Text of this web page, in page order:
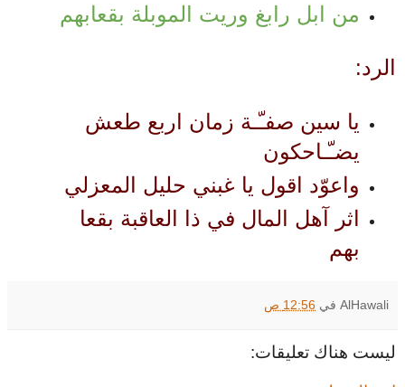
من ابل رابغ وريت الموبلة بقعابهم
الرد:
يا سين صفـّـة زمان اربع طعش
يضـّـاحكون
واعوّد اقول يا غبني حليل المعزلي
اثر آهل المال في ذا العاقبة بقعا
بهم
AlHawali في 12:56 ص
ليست هناك تعليقات: